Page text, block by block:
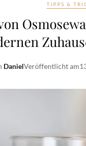
TIPPS &
DanielVeröffentlicht am